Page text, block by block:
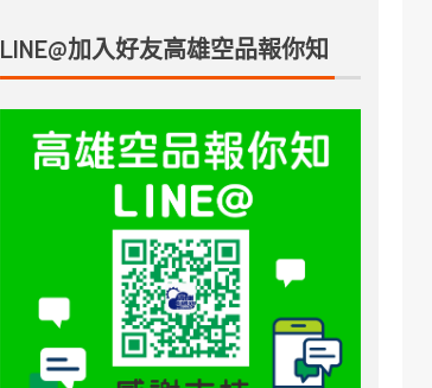
LINE@加入好友高雄空品報你知